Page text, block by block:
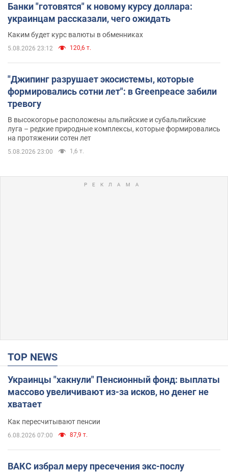
Банки "готовятся" к новому курсу доллара:
украинцам рассказали, чего ожидать
Каким будет курс валюты в обменниках
5.08.2026 23:12 120,6 т.
"Джипинг разрушает экосистемы, которые
формировались сотни лет": в Greenpeace забили
тревогу
В высокогорье расположены альпийские и субальпийские
луга – редкие природные комплексы, которые формировались
на протяжении сотен лет
5.08.2026 23:00 1,6 т.
TOP NEWS
Украинцы "хакнули" Пенсионный фонд: выплаты
массово увеличивают из-за исков, но денег не
хватает
Как пересчитывают пенсии
6.08.2026 07:00 87,9 т.
ВАКС избрал меру пресечения экс-послу